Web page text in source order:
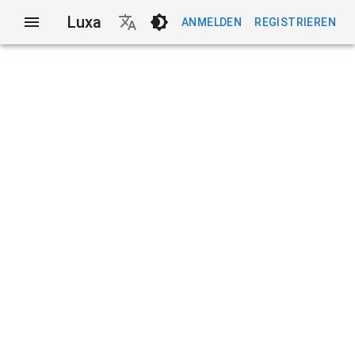
Luxa ANMELDEN REGISTRIEREN